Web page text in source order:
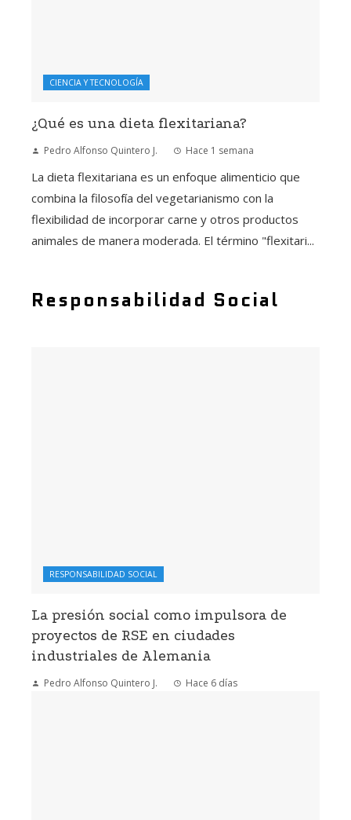
CIENCIA Y TECNOLOGÍA
¿Qué es una dieta flexitariana?
Pedro Alfonso Quintero J. Hace 1 semana
La dieta flexitariana es un enfoque alimenticio que
combina la filosofía del vegetarianismo con la
flexibilidad de incorporar carne y otros productos
animales de manera moderada. El término "flexitari...
Responsabilidad Social
RESPONSABILIDAD SOCIAL
La presión social como impulsora de
proyectos de RSE en ciudades
industriales de Alemania
Pedro Alfonso Quintero J. Hace 6 días